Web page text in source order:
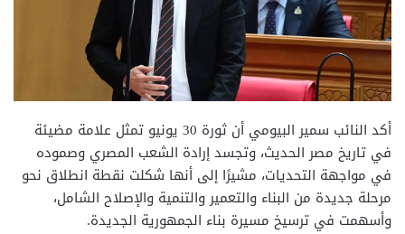
أكد النائب سمير البيومي أن ثورة 30 يونيو تمثل علامة مضيئة
في تاريخ مصر الحديث، وتجسد إرادة الشعب المصري وصموده
في مواجهة التحديات، مشيرًا إلى أنها شكلت نقطة انطلاق نحو
مرحلة جديدة من البناء والتعمير والتنمية والإصلاح الشامل،
وأسهمت في ترسيخ مسيرة بناء الجمهورية الجديدة.